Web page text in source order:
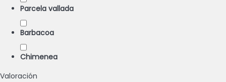
Parcela vallada
Barbacoa
Chimenea
Valoración